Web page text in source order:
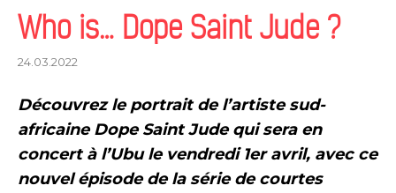
Who is… Dope Saint Jude ?
24.03.2022
Découvrez le portrait de l’artiste sud-
africaine Dope Saint Jude qui sera en
concert à l’Ubu le vendredi 1er avril, avec ce
nouvel épisode dela série de courtes